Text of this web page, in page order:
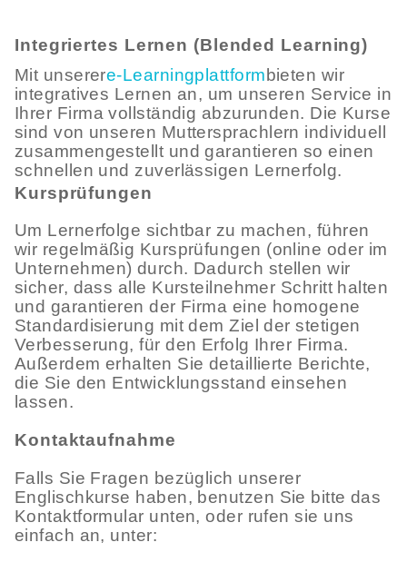
Integriertes Lernen (Blended Learning)
Mit unserere-Learningplattformbieten wir
integratives Lernen an, um unseren Service in
Ihrer Firma vollständig abzurunden. Die Kurse
sind von unseren Muttersprachlern individuell
zusammengestellt und garantieren so einen
schnellen und zuverlässigen Lernerfolg.
Kursprüfungen
Um Lernerfolge sichtbar zu machen, führen
wir regelmäßig Kursprüfungen (online oder im
Unternehmen) durch. Dadurch stellen wir
sicher, dass alle Kursteilnehmer Schritt halten
und garantieren der Firma eine homogene
Standardisierung mit dem Ziel der stetigen
Verbesserung, für den Erfolg Ihrer Firma.
Außerdem erhalten Sie detaillierte Berichte,
die Sie den Entwicklungsstand einsehen
lassen.
Kontaktaufnahme
Falls Sie Fragen bezüglich unserer
Englischkurse haben, benutzen Sie bitte das
Kontaktformular unten, oder rufen sie uns
einfach an, unter: